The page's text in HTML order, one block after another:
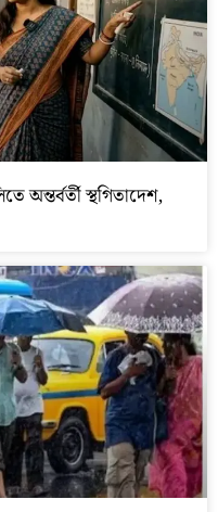
অন্তর্বর্তী স্থগিতাদেশ,